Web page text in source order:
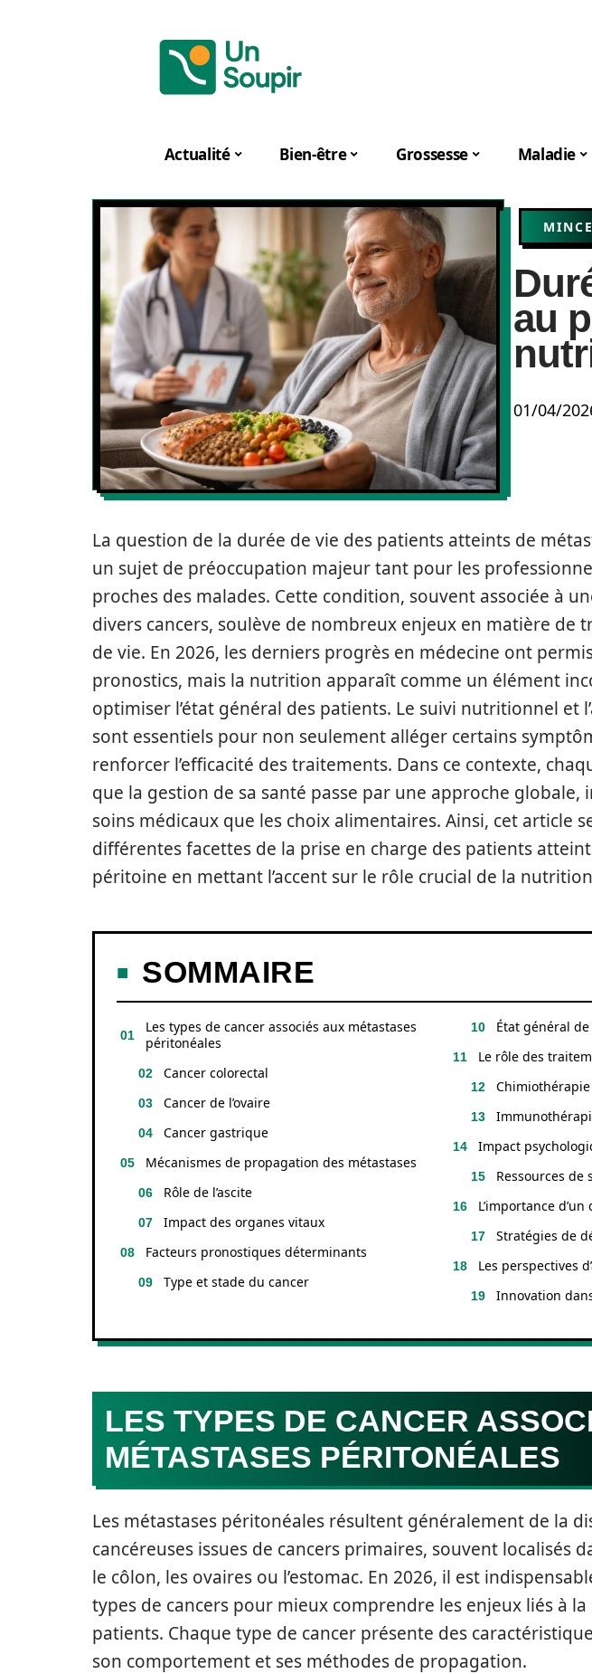
Actualité Bien-être Grossesse Maladie
au
01/04/
La question de la durée de vie des patients atteints de
un sujet de préoccupation majeur tant pour les
proches des malades. Cette condition, souvent associée à
divers cancers, soulève de nombreux enjeux en matière de
de vie. En 2026, les derniers progrès en médecine ont
pronostics, mais la nutrition apparaît comme un élément
optimiser l’état général des patients. Le suivi nutritionnel et
sont essentiels pour non seulement alléger certains
renforcer l’efficacité des traitements. Dans ce contexte,
que la gestion de sa santé passe par une approche
soins médicaux que les choix alimentaires. Ainsi, cet article
différentes facettes de la prise en charge des patients
péritoine en mettant l’accent sur le rôle crucial de la
SOMMAIRE
Les types de cancer associés aux métastases
péritonéales
Cancer colorectal
Cancer de l’ovaire
Cancer gastrique
Mécanismes de propagation des métastases
Rôle de l’ascite
Impact des organes vitaux
Facteurs pronostiques déterminants
Type et stade du cancer
État général
Le rôle des
Impact
Ressources de
L’importance
Stratégies de
Les perspectives
Innovation
LES TYPES DE CANCER
MÉTASTASES PÉRITONÉALES
Les métastases péritonéales résultent généralement de la
cancéreuses issues de cancers primaires, souvent localisés
le côlon, les ovaires ou l’estomac. En 2026, il est
types de cancers pour mieux comprendre les enjeux liés à
patients. Chaque type de cancer présente des
son comportement et ses méthodes de propagation.